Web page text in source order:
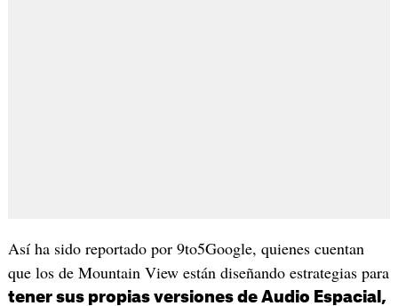
Así ha sido reportado por 9to5Google, quienes cuentan
que los de Mountain View están diseñando estrategias para
tener sus propias versiones de Audio Espacial,